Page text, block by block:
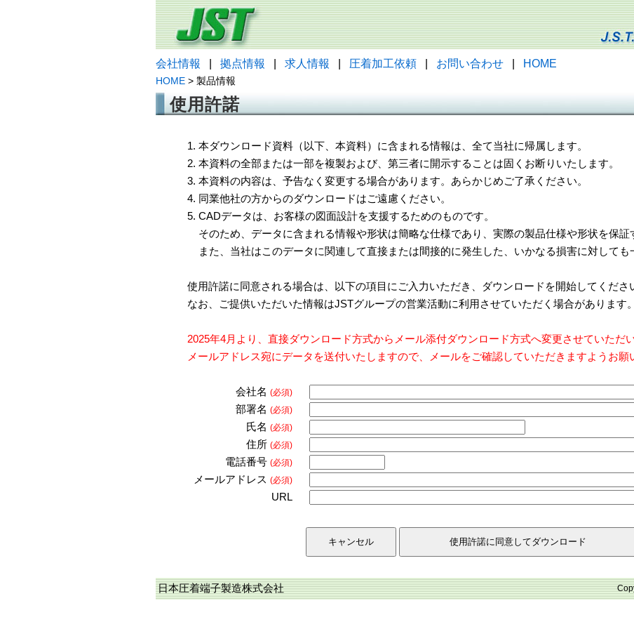
会社情報 拠点情報 求人情報 圧着加工依頼 お問い合わせ HOME
HOME > 製品情報
使用許諾
1. 本ダウンロード資料（以下、本資料）に含まれる情報は、全て当社に帰属します。
2. 本資料の全部または一部を複製および、第三者に開示することは固くお断りいたします。
3. 本資料の内容は、予告なく変更する場合があります。あらかじめご了承ください。
4. 同業他社の方からのダウンロードはご遠慮ください。
5. CADデータは、お客様の図面設計を支援するためのものです。
そのため、データに含まれる情報や形状は簡略な仕様であり、実際の製品仕様や形状を保証
また、当社はこのデータに関連して直接または間接的に発生した、いかなる損害に対しても
使用許諾に同意される場合は、以下の項目にご入力いただき、ダウンロードを開始してくださ
なお、ご提供いただいた情報はJSTグループの営業活動に利用させていただく場合があります。
2025年4月より、直接ダウンロード方式からメール添付ダウンロード方式へ変更させていただ
メールアドレス宛にデータを送付いたしますので、メールをご確認していただきますようお願
会社名 (必須)
部署名 (必須)
氏名 (必須)
住所 (必須)
電話番号 (必須)
メールアドレス (必須)
URL
日本圧着端子製造株式会社